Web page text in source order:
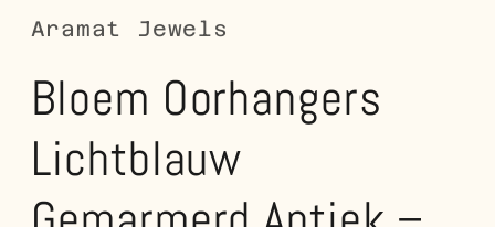
Aramat Jewels
Bloem Oorhangers
Lichtblauw